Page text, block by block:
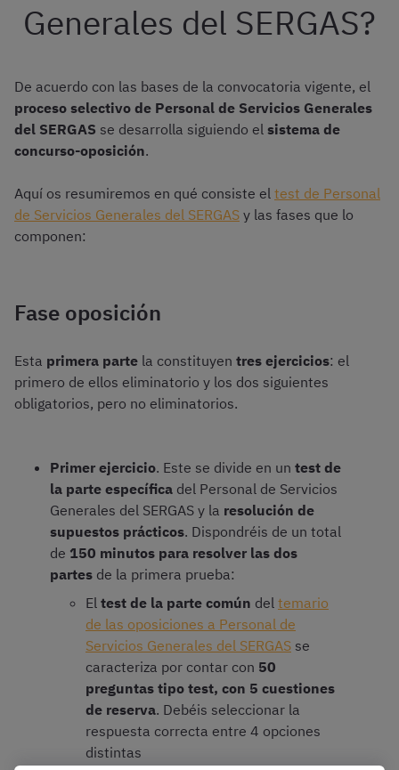
Generales del SERGAS?
De acuerdo con las bases de la convocatoria vigente, el
proceso selectivo de Personal de Servicios Generales
del SERGAS se desarrolla siguiendo el sistema de
concurso-oposición.
Aquí os resumiremos en qué consiste el test de Personal
de Servicios Generales del SERGAS y las fases que lo
componen:
Fase oposición
Esta primera parte la constituyen tres ejercicios: el
primero de ellos eliminatorio y los dos siguientes
obligatorios, pero no eliminatorios.
Primer ejercicio. Este se divide en un test de
la parte específica del Personal de Servicios
Generales del SERGAS y la resolución de
supuestos prácticos. Dispondréis de un total
de 150 minutos para resolver las dos
partes de la primera prueba:
El test de la parte común del temario
de las oposiciones a Personal de
Servicios Generales del SERGAS se
caracteriza por contar con 50
preguntas tipo test, con 5 cuestiones
de reserva. Debéis seleccionar la
respuesta correcta entre 4 opciones
distintas